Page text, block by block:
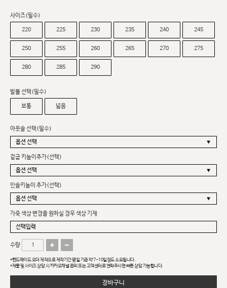
사이즈(필수)
220 225 230 235 240 245
250 255 260 265 270 275
280 285 290
발볼 선택(필수)
보통 넓음
아웃솔 선택(필수)
겉굽 키높이추가(선택)
인솔키높이 추가(선택)
가죽 색상 변경을 원하실 경우 색상 기재
수량
*핸드메이드 오더 제작으로 제작기간 평일 기준 약 7~10일정도 소요됩니다.
*제품 및 사이즈 상담 시 카카오채널 문의 또는 고객센터로 연락주시면 빠른 상담 가능합니다.
장바구니